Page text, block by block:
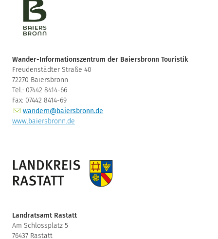
Wander-Informationszentrum der Baiersbronn Touristik
Freudenstädter Straße 40
72270 Baiersbronn
Tel.: 07442 8414-66
Fax: 07442 8414-69
wandern@baiersbronn.de
www.baiersbronn.de
Landratsamt Rastatt
Am Schlossplatz 5
76437 Rastatt